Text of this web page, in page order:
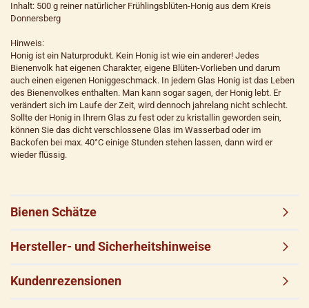
Inhalt: 500 g reiner natürlicher Frühlingsblüten-Honig aus dem Kreis
Donnersberg
Hinweis:
Honig ist ein Naturprodukt. Kein Honig ist wie ein anderer! Jedes
Bienenvolk hat eigenen Charakter, eigene Blüten-Vorlieben und darum
auch einen eigenen Honiggeschmack. In jedem Glas Honig ist das Leben
des Bienenvolkes enthalten. Man kann sogar sagen, der Honig lebt. Er
verändert sich im Laufe der Zeit, wird dennoch jahrelang nicht schlecht.
Sollte der Honig in Ihrem Glas zu fest oder zu kristallin geworden sein,
können Sie das dicht verschlossene Glas im Wasserbad oder im
Backofen bei max. 40°C einige Stunden stehen lassen, dann wird er
wieder flüssig.
Bienen Schätze
Hersteller- und Sicherheitshinweise
Kundenrezensionen